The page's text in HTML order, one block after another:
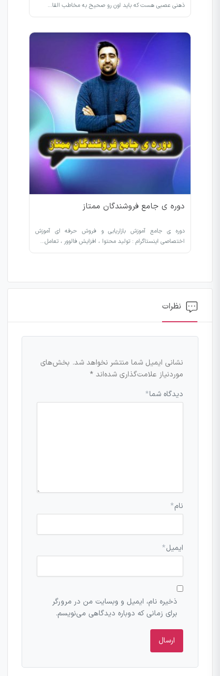
ذهنی عصبی هست که باید اون رو صحیح به مخاطب القا…
دوره ی جامع فروشندگان ممتاز
دوره ی جامع آموزش بازاریابی و فروش حرفه ای آموزش
اختصاصی اینستاگرام : تولید محتوا ، افزایش فالوور ، تعامل…
نظرات
نشانی ایمیل شما منتشر نخواهد شد. بخش‌های
موردنیاز علامت‌گذاری شده‌اند *
دیدگاه شما*
نام*
ایمیل*
ذخیره نام، ایمیل و وبسایت من در مرورگر
برای زمانی که دوباره دیدگاهی می‌نویسم.